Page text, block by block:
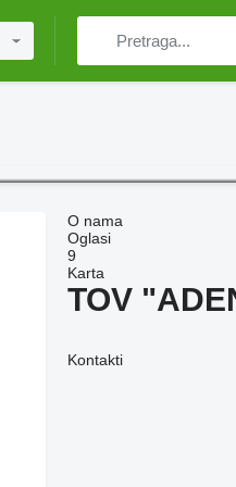
O nama
Oglasi
9
Karta
TOV
Kontakti